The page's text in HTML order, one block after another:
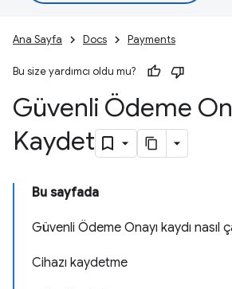
Ana Sayfa Docs Payments
Bu size yardımcı oldu mu?
Güvenli Ödeme
Kaydet
Bu sayfada
Güvenli Ödeme Onayı kaydı nasıl
Cihazı kaydetme